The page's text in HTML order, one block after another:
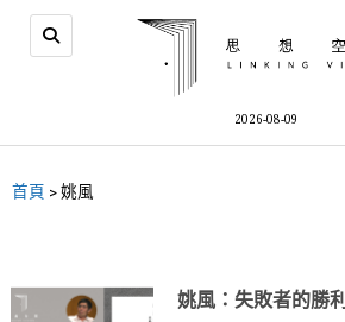
2026-08-09
首頁 >姚風
姚風：失敗者的勝利